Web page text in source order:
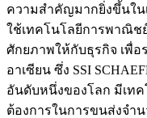
ความสำคัญมากยิ่งขึ้นใน
ใช้เทคโนโลยีการพาณิช
ศักยภาพให้กับธุรกิจ เพื่อ
อาเซียน ซึ่ง SSI
อันดับหนึ่งของโลก มีเท
ต้องการในการขนส่งจำ